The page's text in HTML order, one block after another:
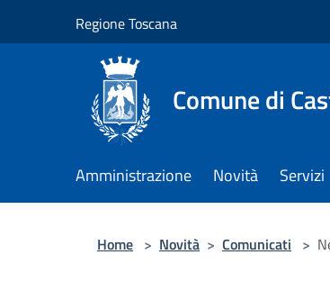
Regione Toscana
Comune di
Amministrazione Novità Servizi
Home > Novità > Comunicati >